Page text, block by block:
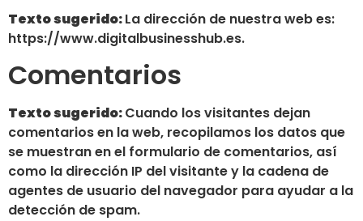
Texto sugerido:La dirección de nuestra web es:
https://www.digitalbusinesshub.es.
Comentarios
Texto sugerido:Cuando los visitantes dejan
comentarios en la web, recopilamos los datos que
se muestran en el formulario de comentarios, así
como la dirección IP del visitante y la cadena de
agentes de usuario del navegador para ayudar a la
detección de spam.